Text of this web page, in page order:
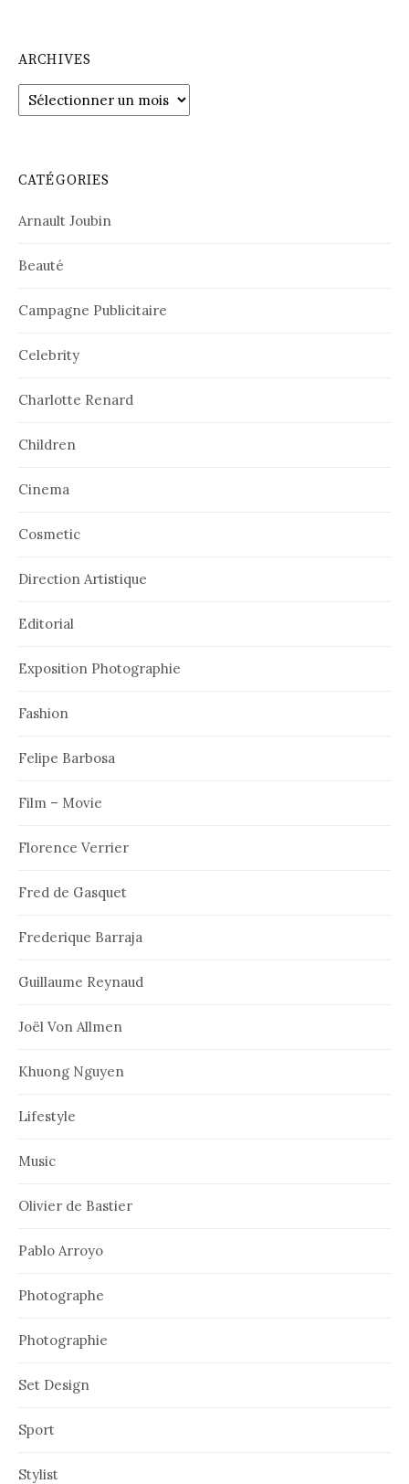
ARCHIVES
Archives
CATÉGORIES
Arnault Joubin
Beauté
Campagne Publicitaire
Celebrity
Charlotte Renard
Children
Cinema
Cosmetic
Direction Artistique
Editorial
Exposition Photographie
Fashion
Felipe Barbosa
Film – Movie
Florence Verrier
Fred de Gasquet
Frederique Barraja
Guillaume Reynaud
Joël Von Allmen
Khuong Nguyen
Lifestyle
Music
Olivier de Bastier
Pablo Arroyo
Photographe
Photographie
Set Design
Sport
Stylist